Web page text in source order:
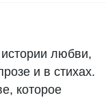
любви,
и в стихах.
которое